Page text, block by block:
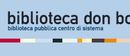
Prestito
E-book reader